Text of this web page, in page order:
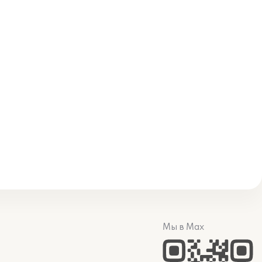
Мы в Max